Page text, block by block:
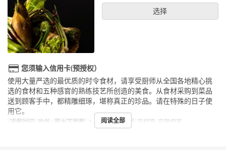
选择
您须输入信用卡(预授权）
使用大量严选的最优质的时令食材，请享受厨师从全国各地精心挑
选的食材和五种感官的熟练技艺所创造的美食。从食材采购到菜品
送到顾客手中，都精雕细琢，堪称真正的珍品。请在特殊的日子使
用它。
进餐时间 晚餐 最大下单数 2 ~ 20 座位类别 窓個室, 窓無個室
阅读全部